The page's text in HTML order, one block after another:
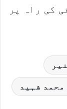
کی راہ پر
شہید